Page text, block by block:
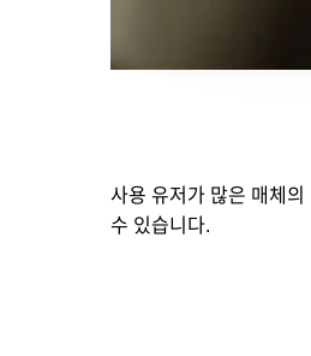
사용 유저가 많은 매체
수 있습니다.